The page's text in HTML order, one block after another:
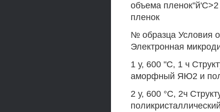
объема
пленок
№ образца Условия
Электронная
1 у, 600 "С, 1 ч
аморфный ЯЮ2 и
2 у, 600 °С, 2ч